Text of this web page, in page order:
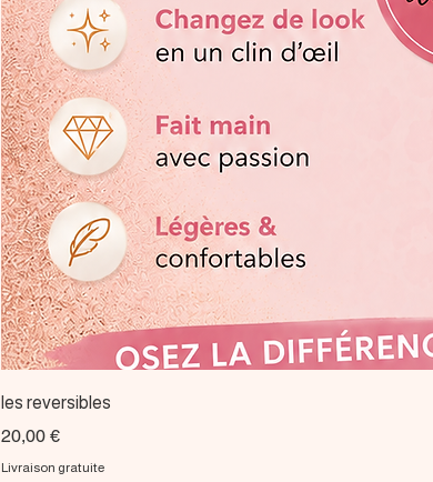
les reversibles
Prix
20,00 €
Livraison gratuite